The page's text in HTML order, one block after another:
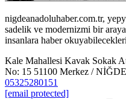
nigdeanadoluhaber.com.tr,
sadelik ve modernizmi bir
insanlara haber
Kale Mahallesi Kavak Sokak
No: 15 51100 Merkez / NİĞDE
05325280151
[email protected]